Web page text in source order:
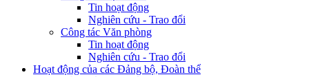
Tin hoạt động
Nghiên cứu - Trao đổi
Công tác Văn phòng
Tin hoạt động
Nghiên cứu - Trao đổi
Hoạt động của các Đảng bộ, Đoàn thể